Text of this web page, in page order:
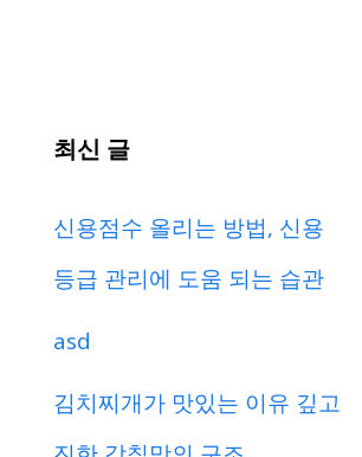
최신 글
신용점수 올리는 방법, 신용
등급 관리에 도움 되는 습관
asd
김치찌개가 맛있는 이유 깊고